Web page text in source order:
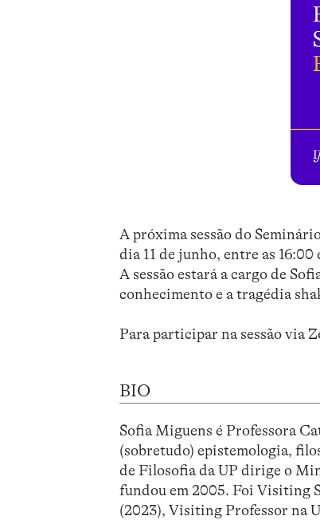
A próxima sessão do
dia 11 de junho, entre as
A sessão estará a cargo de
conhecimento e a tragédia
Para participar na sessão via
BIO
Sofia Miguens é Professora
(sobretudo) epistemologia,
de Filosofia da UP dirige o
fundou em 2005. Foi Visiting
(2023), Visiting Professor na